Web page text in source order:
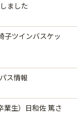
ました
子ツインバスケッ
ス情報
業生）日和佐 篤さ